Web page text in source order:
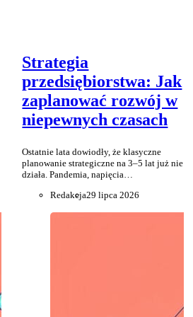
Strategia
przedsiębiorstwa: Jak
zaplanować rozwój w
niepewnych czasach
Ostatnie lata dowiodły, że klasyczne
planowanie strategiczne na 3–5 lat już nie
działa. Pandemia, napięcia…
Redakcja29 lipca 2026